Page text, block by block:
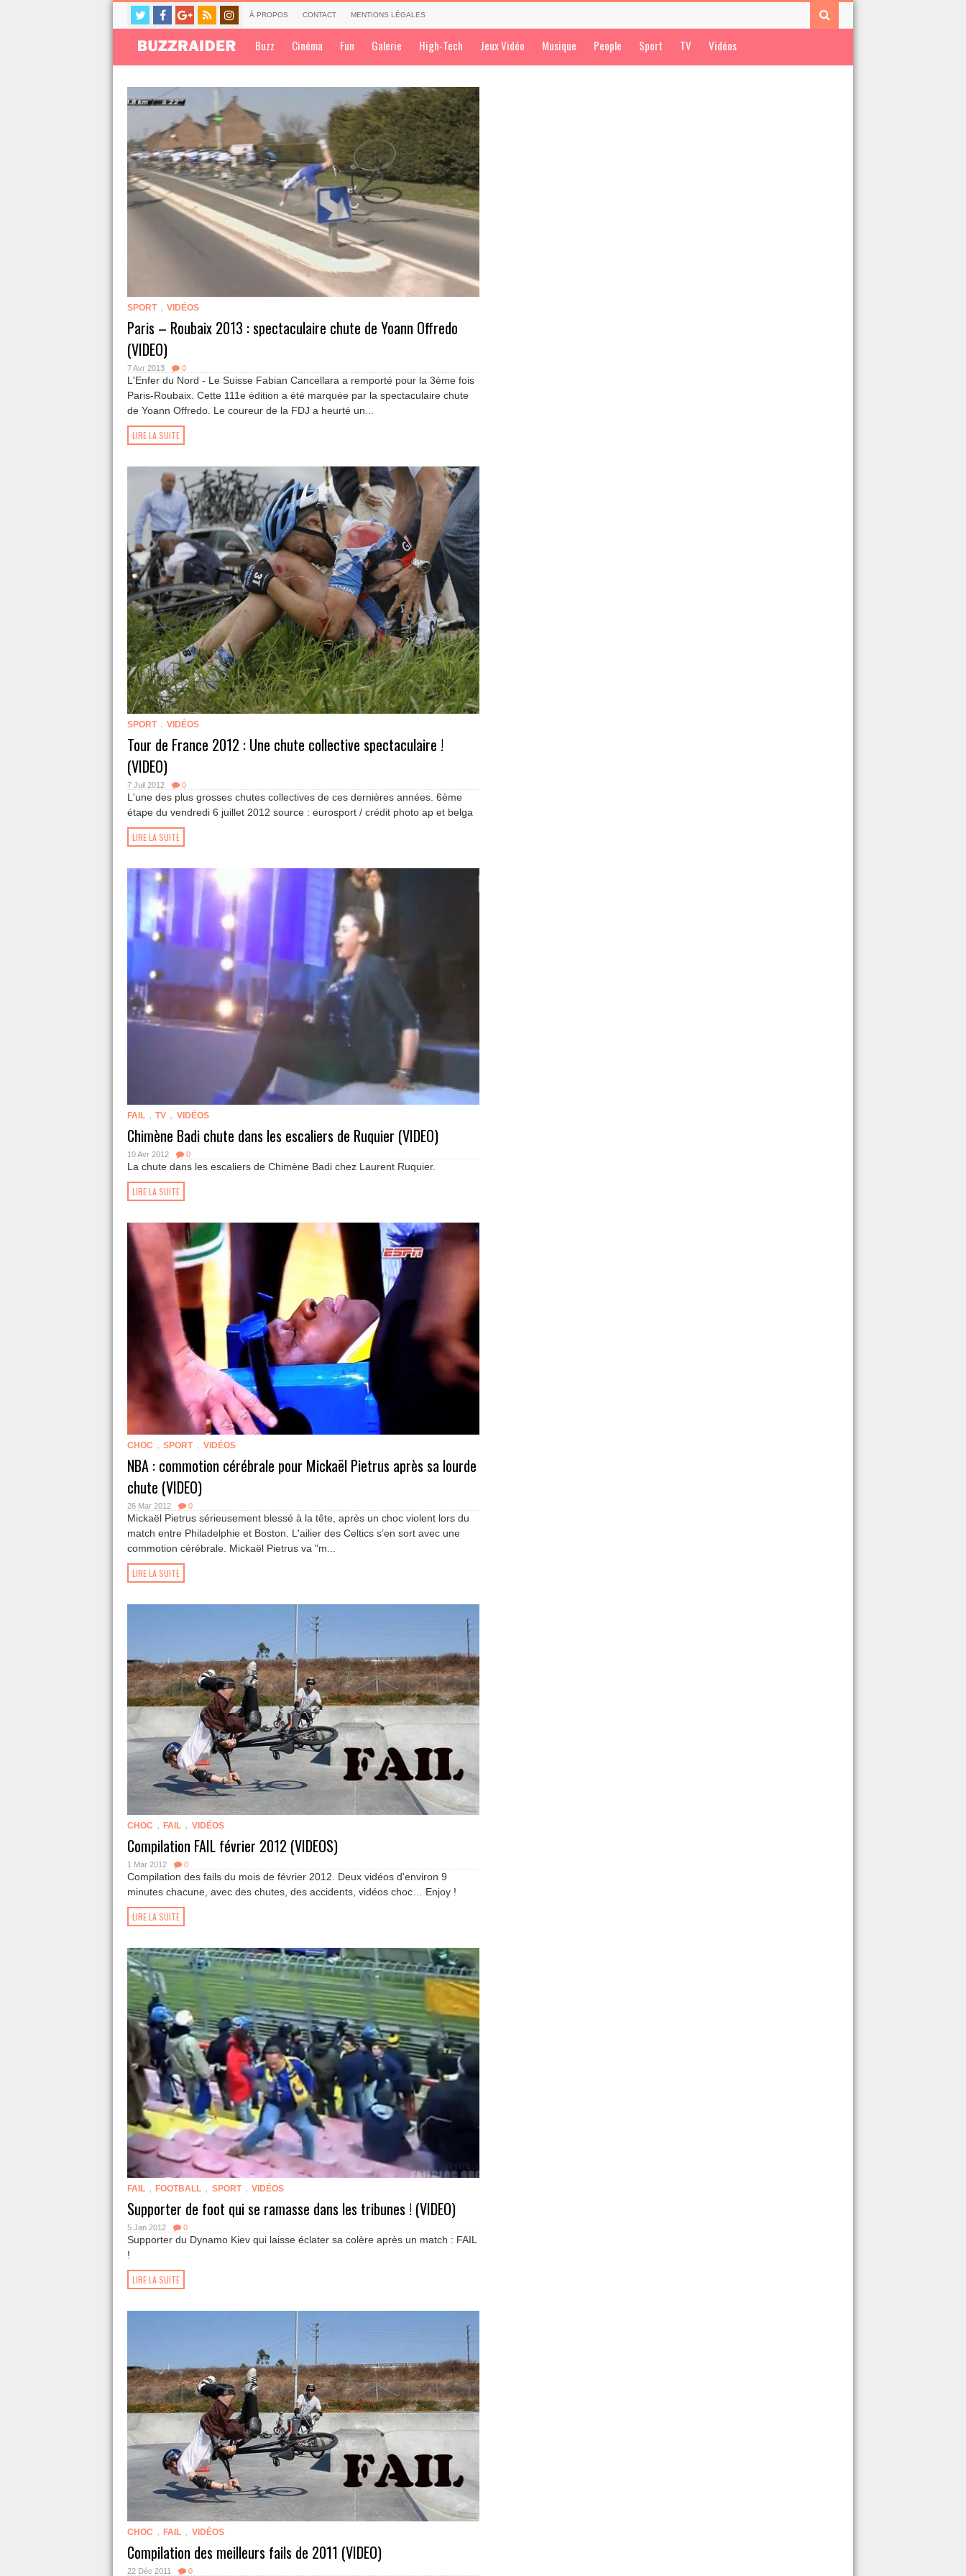
À PROPOS CONTACT MENTIONS LÉGALES
Buzz Cinéma Fun Galerie High-Tech Jeux Vidéo Musique People Sport TV Vidéos
SPORT , VIDÉOS
Paris – Roubaix 2013 : spectaculaire chute de Yoann Offredo
(VIDEO)
7 Avr 2013 0
L'Enfer du Nord - Le Suisse Fabian Cancellara a remporté pour la 3ème fois
Paris-Roubaix. Cette 111e édition a été marquée par la spectaculaire chute
de Yoann Offredo. Le coureur de la FDJ a heurté un...
LIRE LA SUITE
SPORT , VIDÉOS
Tour de France 2012 : Une chute collective spectaculaire !
(VIDEO)
7 Juil 2012 0
L'une des plus grosses chutes collectives de ces dernières années. 6ème
étape du vendredi 6 juillet 2012 source : eurosport / crédit photo ap et belga
LIRE LA SUITE
FAIL , TV , VIDÉOS
Chimène Badi chute dans les escaliers de Ruquier (VIDEO)
10 Avr 2012 0
La chute dans les escaliers de Chimène Badi chez Laurent Ruquier.
LIRE LA SUITE
CHOC , SPORT , VIDÉOS
NBA : commotion cérébrale pour Mickaël Pietrus après sa lourde
chute (VIDEO)
26 Mar 2012 0
Mickaël Pietrus sérieusement blessé à la tête, après un choc violent lors du
match entre Philadelphie et Boston. L'ailier des Celtics s’en sort avec une
commotion cérébrale. Mickaël Pietrus va "m...
LIRE LA SUITE
CHOC , FAIL , VIDÉOS
Compilation FAIL février 2012 (VIDEOS)
1 Mar 2012 0
Compilation des fails du mois de février 2012. Deux vidéos d'environ 9
minutes chacune, avec des chutes, des accidents, vidéos choc… Enjoy !
LIRE LA SUITE
FAIL , FOOTBALL , SPORT , VIDÉOS
Supporter de foot qui se ramasse dans les tribunes ! (VIDEO)
5 Jan 2012 0
Supporter du Dynamo Kiev qui laisse éclater sa colère après un match : FAIL
!
LIRE LA SUITE
CHOC , FAIL , VIDÉOS
Compilation des meilleurs fails de 2011 (VIDEO)
22 Déc 2011 0